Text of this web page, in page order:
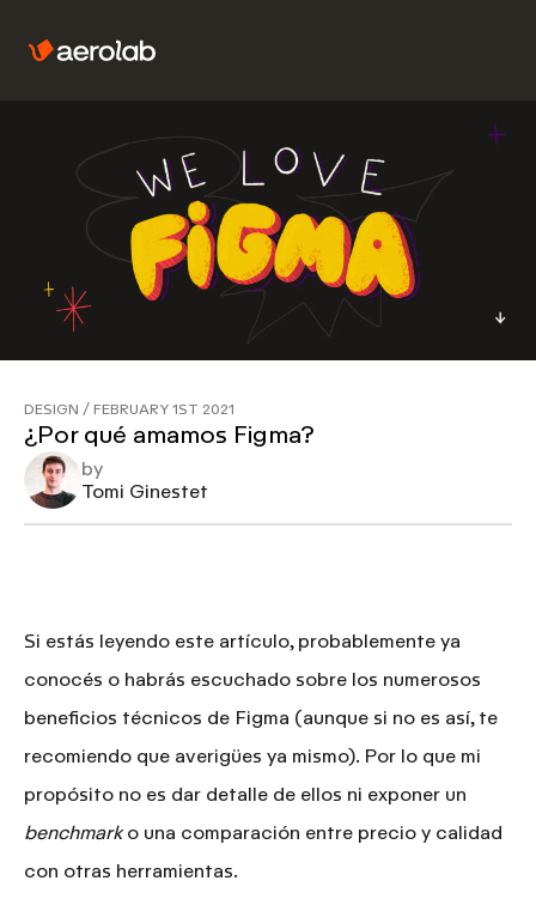
DESIGN / FEBRUARY 1ST 2021
¿Por qué amamos Figma?
by
Tomi Ginestet
Si estás leyendo este artículo, probablemente ya
conocés o habrás escuchado sobre los numerosos
beneficios técnicos de Figma (aunque si no es así, te
recomiendo que averigües ya mismo). Por lo que mi
propósito no es dar detalle de ellos ni exponer un
benchmarko una comparación entre precio y calidad
con otras herramientas.